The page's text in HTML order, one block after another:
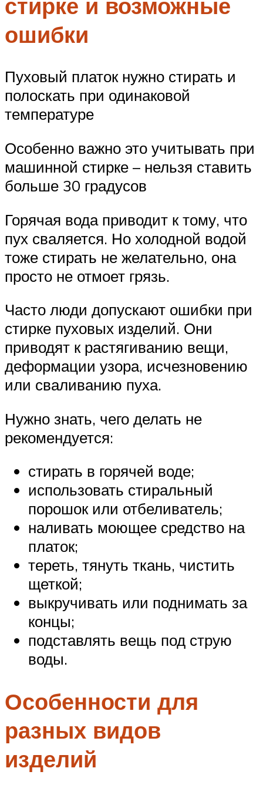
ошибки
Пуховый платок нужно стирать и
полоскать при одинаковой
температуре
Особенно важно это учитывать при
машинной стирке – нельзя ставить
больше 30 градусов
Горячая вода приводит к тому, что
пух сваляется. Но холодной водой
тоже стирать не желательно, она
просто не отмоет грязь.
Часто люди допускают ошибки при
стирке пуховых изделий. Они
приводят к растягиванию вещи,
деформации узора, исчезновению
или сваливанию пуха.
Нужно знать, чего делать не
рекомендуется:
стирать в горячей воде;
использовать стиральный
порошок или отбеливатель;
наливать моющее средство на
платок;
тереть, тянуть ткань, чистить
щеткой;
выкручивать или поднимать за
концы;
подставлять вещь под струю
воды.
Особенности для
разных видов
изделий